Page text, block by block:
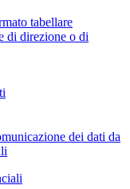
tabellare
di direzione o di
dei dati da